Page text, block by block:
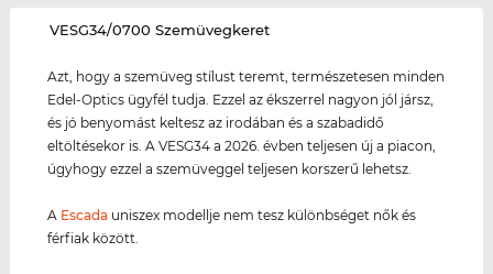
‌VESG34/0700 Szemüvegkeret
Azt, hogy a szemüveg stílust teremt, természetesen minden
Edel-Optics ügyfél tudja. Ezzel az ékszerrel nagyon jól jársz,
és jó benyomást keltesz az irodában és a szabadidő
eltöltésekor is. A VESG34 a 2026. évben teljesen új a piacon,
úgyhogy ezzel a szemüveggel teljesen korszerű lehetsz.
A Escada uniszex modellje nem tesz különbséget nők és
férfiak között.